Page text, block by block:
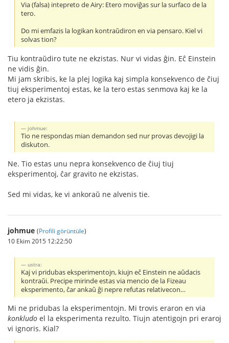
Via (falsa) intepreto de Airy: Etero moviĝas sur la surfaco de la
tero.
Do mi emfazis la logikan kontraŭdiron en via pensaro. Kiel vi
solvas tion?
Tiu kontraŭdiro tute ne ekzistas. Nur vi vidas ĝin. Eĉ Einstein
ne vidis ĝin.
Mi jam skribis, ke la plej logika kaj simpla konsekvenco de ĉiuj
tiuj eksperimentoj estas, ke la tero estas senmova kaj ke la
etero ja ekzistas.
johmue:
Tio ne respondas mian demandon sed nur provas devojigi la
diskuton.
Ne. Tio estas unu nepra konsekvenco de ĉiuj tiuj
eksperimentoj, ĉar gravito ne ekzistas.
Sed mi vidas, ke vi ankoraŭ ne alvenis tie.
johmue (Profili görüntüle)
10 Ekim 2015 12:22:50
ustra:
Kaj vi pridubas eksperimentojn, kiujn eĉ Einstein ne aŭdacis
kontraŭi. Precipe mirinde estas via mencio de la Fizeau
eksperimento, ĉar ankaŭ ĝi nepre refutas relativecon…
Mi ne pridubas la eksperimentojn. Mi trovis eraron en via
konkludo el la eksperimenta rezulto. Tiujn atentigojn pri eraroj
vi ignoris. Kial?